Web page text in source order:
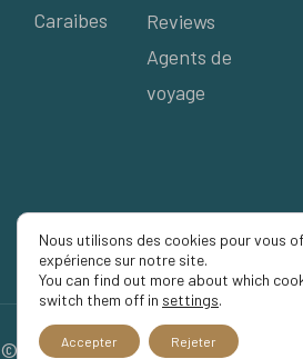
Caraibes
Reviews
Agents de
voyage
© 2026 Séjour Privé, Tous droits
Nous utilisons des cookies pour vous
expérience sur notre site.
You can find out more about which
switch them off in settings.
Accepter Rejeter